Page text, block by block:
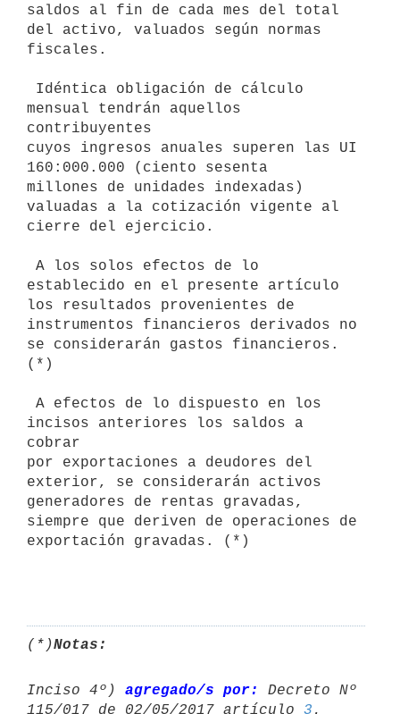
saldos al fin de cada mes del total
del activo, valuados según normas
fiscales.
mensual tendrán aquellos
contribuyentes
cuyos ingresos anuales superen las UI
160:000.000 (ciento sesenta
millones de unidades indexadas)
valuadas a la cotización vigente al
cierre del ejercicio.
establecido en el presente artículo
los resultados provenientes de
instrumentos financieros derivados no
se considerarán gastos financieros.
(*)
incisos anteriores los saldos a
cobrar
por exportaciones a deudores del
exterior, se considerarán activos
generadores de rentas gravadas,
siempre que deriven de operaciones de
exportación gravadas. (*)
(*)Notas:
Inciso 4º) agregado/s por:
Decreto Nº
115/017 de 02/05/2017 artículo 3